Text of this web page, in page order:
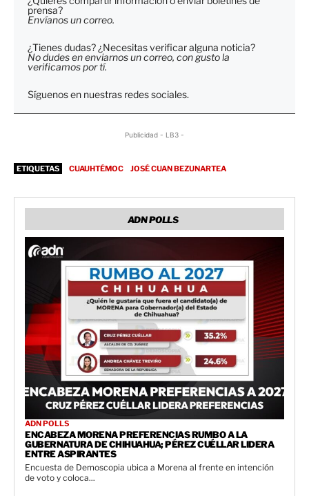
prensa?
Envíanos un correo.
¿Tienes dudas? ¿Necesitas verificar alguna noticia?
No dudes en enviarnos un correo, con gusto la
verificamos por tí.
Síguenos en nuestras redes sociales.
Publicidad - LB3 -
ETIQUETAS CUAUHTÉMOC JOSÉ CUAN BEZUNARTEA
ADN POLLS
ADN POLLS
ENCABEZA MORENA PREFERENCIAS RUMBO A LA
GUBERNATURA DE CHIHUAHUA; PÉREZ CUÉLLAR LIDERA
ENTRE ASPIRANTES
Encuesta de Demoscopia ubica a Morena al frente en intención
de voto y coloca...